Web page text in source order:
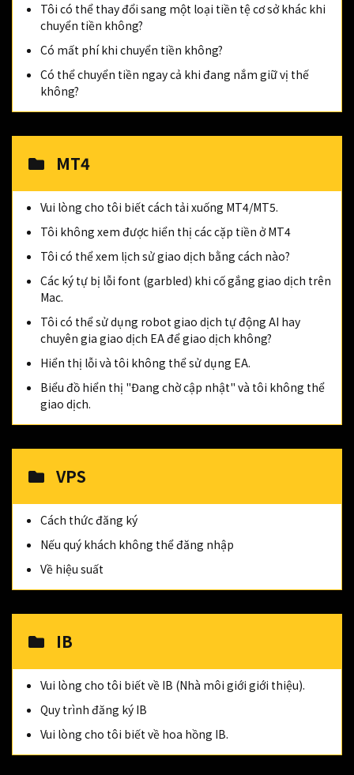
Tôi có thể thay đổi sang một loại tiền tệ cơ sở khác khi
chuyển tiền không?
Có mất phí khi chuyển tiền không?
Có thể chuyển tiền ngay cả khi đang nắm giữ vị thế
không?
MT4
Vui lòng cho tôi biết cách tải xuống MT4/MT5.
Tôi không xem được hiển thị các cặp tiền ở MT4
Tôi có thể xem lịch sử giao dịch bằng cách nào?
Các ký tự bị lỗi font (garbled) khi cố gắng giao dịch trên
Mac.
Tôi có thể sử dụng robot giao dịch tự động AI hay
chuyên gia giao dịch EA để giao dịch không?
Hiển thị lỗi và tôi không thể sử dụng EA.
Biểu đồ hiển thị "Đang chờ cập nhật" và tôi không thể
giao dịch.
VPS
Cách thức đăng ký
Nếu quý khách không thể đăng nhập
Về hiệu suất
IB
Vui lòng cho tôi biết về IB (Nhà môi giới giới thiệu).
Quy trình đăng ký IB
Vui lòng cho tôi biết về hoa hồng IB.